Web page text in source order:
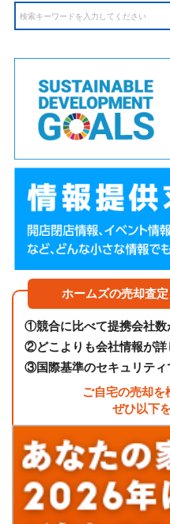
ホームズの売却査
①競合に比べて提携会社数
②どこよりも会社情報が
③国際基準のセキュリテ
ご自宅の売却を
ぜひ以下